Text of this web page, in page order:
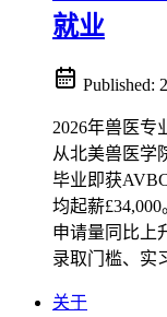
就业
Published:
2026年兽医专
从北美兽医学
毕业即获
均起薪
申请量同比上
录取门槛、实
关于